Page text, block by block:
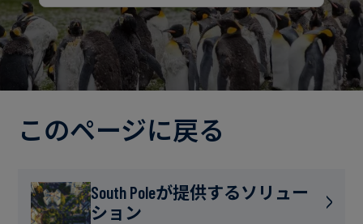
地
誠
実
へ
り
ル
ギ
ー・
電
ガ
ス
食
イ
ベ
ン
ト
ブ
ロ
このページに戻る
South Poleが提供するソリュー
ション